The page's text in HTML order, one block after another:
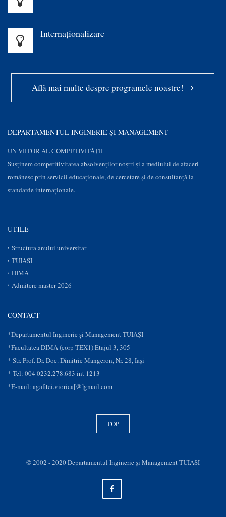
Internaționalizare
Află mai multe despre programele noastre!
DEPARTAMENTUL INGINERIE ȘI MANAGEMENT
UN VIITOR AL COMPETIVITĂȚII
Susţinem competitivitatea absolvenților noștri și a mediului de afaceri
românesc prin servicii educaţionale, de cercetare şi de consultanţă la
standarde internaționale.
UTILE
Structura anului universitar
TUIASI
DIMA
Admitere master 2026
CONTACT
*Departamentul Inginerie și Management TUIAȘI
*Facultatea DIMA (corp TEX1) Etajul 3, 305
* Str. Prof. Dr. Doc. Dimitrie Mangeron, Nr. 28, Iaşi
* Tel: 004 0232.278.683 int 1213
*E-mail: agafitei.viorica[@]gmail.com
TOP
© 2002 - 2020 Departamentul Inginerie şi Management TUIASI